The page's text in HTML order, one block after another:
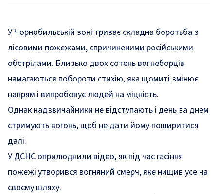
У Чорнобильській зоні триває складна боротьба з
лісовими пожежами, спричиненими російськими
обстрілами. Близько двох сотень вогнеборців
намагаються побороти стихію, яка щомиті змінює
напрям і випробовує людей на міцність.
Однак надзвичайники не відступають і день за днем
стримують вогонь, щоб не дати йому поширитися
далі.
У ДСНС оприлюднили відео, як під час гасіння
пожежі утворився вогняний смерч, яке нищив усе на
своєму шляху.